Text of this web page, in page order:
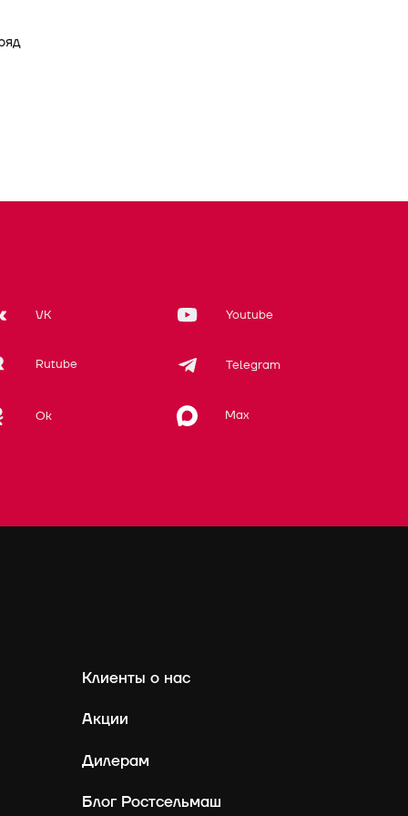
VK Youtube
Rutube Telegram
Ok Max
Клиенты о нас
Акции
Дилерам
Блог Ростсельмаш